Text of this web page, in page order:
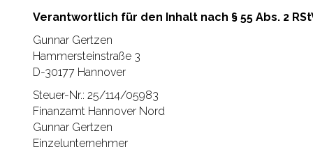
Verantwortlich für den Inhalt nach § 55 Abs. 2
Gunnar Gertzen
Hammersteinstraße 3
D-30177 Hannover
Steuer-Nr.: 25/114/05983
Finanzamt Hannover Nord
Gunnar Gertzen
Einzelunternehmer